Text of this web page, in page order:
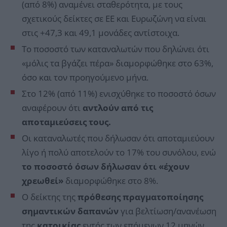
(από 8%) αναμένει σταθερότητα, με τους
σχετικούς δείκτες σε ΕΕ και Ευρωζώνη να είναι
στις +47,3 και 49,1 μονάδες αντίστοιχα.
Το ποσοστό των καταναλωτών που δηλώνει ότι
«μόλις τα βγάζει πέρα» διαμορφώθηκε στο 63%,
όσο και τον προηγούμενο μήνα.
Στο 12% (από 11%) ενισχύθηκε το ποσοστό όσων
αναφέρουν ότι αντλούν από τις
αποταμιεύσεις τους.
Οι καταναλωτές που δήλωσαν ότι αποταμιεύουν
λίγο ή πολύ αποτελούν το 17% του συνόλου, ενώ
το ποσοστό όσων δήλωσαν ότι «έχουν
χρεωθεί» διαμορφώθηκε στο 8%.
Ο δείκτης της πρόθεσης πραγματοποίησης
σημαντικών δαπανών για βελτίωση/ανανέωση